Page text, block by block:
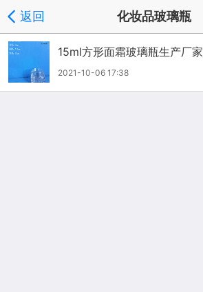
返回 化妆品玻璃瓶
15ml方形面霜玻璃瓶生产厂家
2021-10-06 17:38